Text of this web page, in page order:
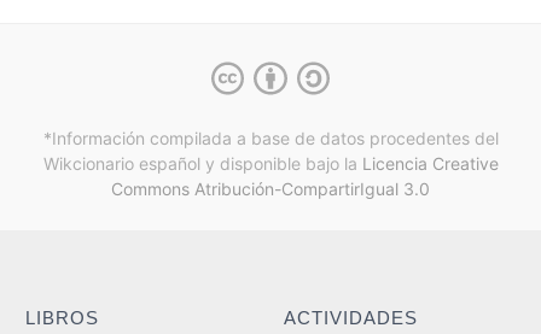
*Información compilada a base de datos procedentes del
Wikcionario español y disponible bajo la Licencia Creative
Commons Atribución-CompartirIgual 3.0
LIBROS ACTIVIDADES